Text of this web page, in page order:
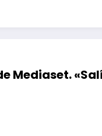
Mediaset.